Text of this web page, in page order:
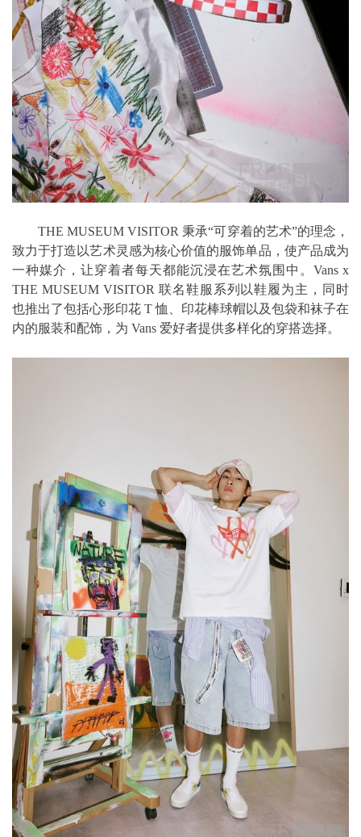
THE MUSEUM VISITOR 秉承“可穿着的艺术”的理念，
致力于打造以艺术灵感为核心价值的服饰单品，使产品成为
一种媒介，让穿着者每天都能沉浸在艺术氛围中。Vans x
THE MUSEUM VISITOR 联名鞋服系列以鞋履为主，同时
也推出了包括心形印花 T 恤、印花棒球帽以及包袋和袜子在
内的服装和配饰，为 Vans 爱好者提供多样化的穿搭选择。